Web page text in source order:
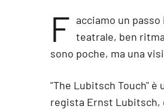
F acciamo un
teatrale, ben
sono poche, ma una
"The Lubitsch Touch"
regista Ernst Lubitsch,